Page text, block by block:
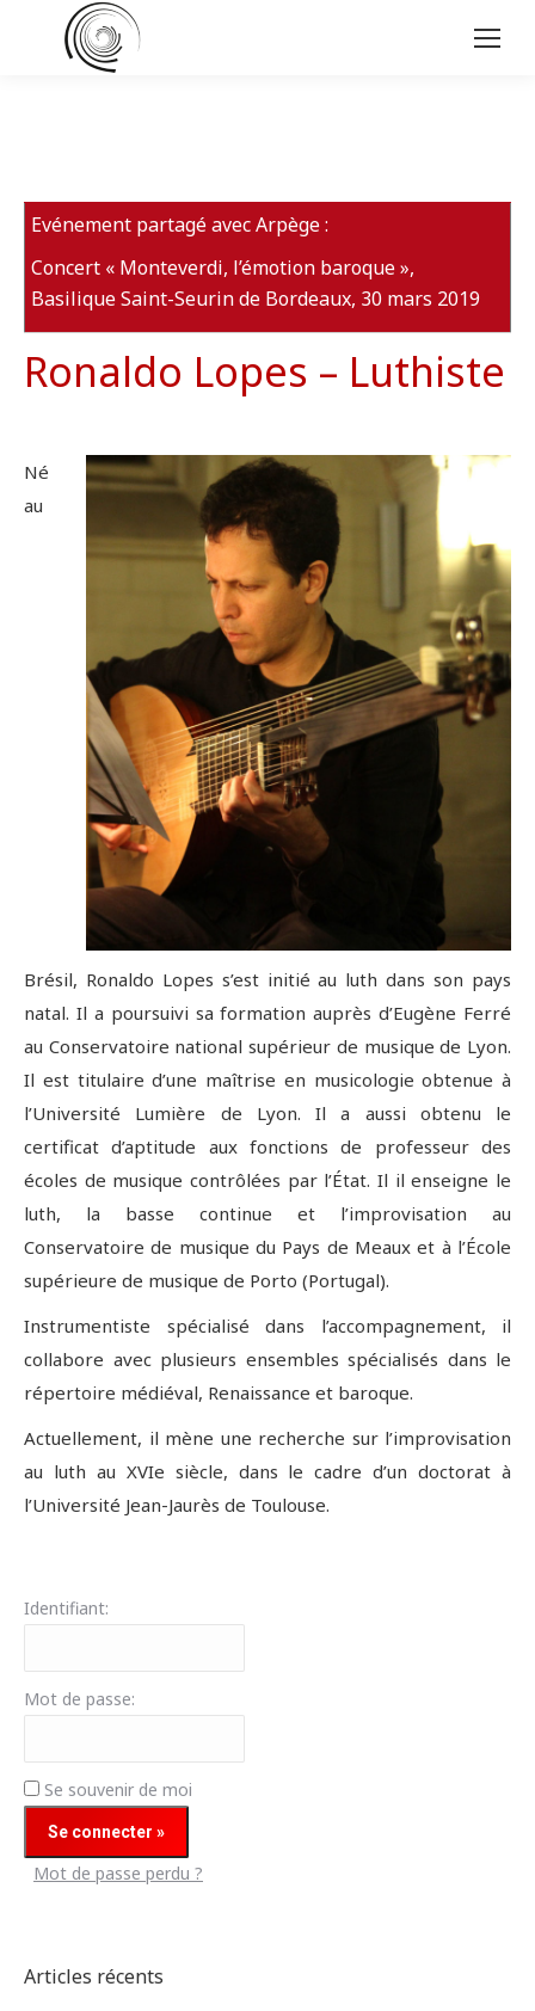
Evénement partagé avec Arpège :
Concert « Monteverdi, l’émotion baroque »,
Basilique Saint-Seurin de Bordeaux, 30 mars 2019
Ronaldo Lopes – Luthiste
Né
au
Brésil, Ronaldo Lopes s’est initié au luth dans son pays
natal. Il a poursuivi sa formation auprès d’Eugène Ferré
au Conservatoire national supérieur de musique de Lyon.
Il est titulaire d’une maîtrise en musicologie obtenue à
l’Université Lumière de Lyon. Il a aussi obtenu le
certificat d’aptitude aux fonctions de professeur des
écoles de musique contrôlées par l’État. Il il enseigne le
luth, la basse continue et l’improvisation au
Conservatoire de musique du Pays de Meaux et à l’École
supérieure de musique de Porto (Portugal).
Instrumentiste spécialisé dans l’accompagnement, il
collabore avec plusieurs ensembles spécialisés dans le
répertoire médiéval, Renaissance et baroque.
Actuellement, il mène une recherche sur l’improvisation
au luth au XVIe siècle, dans le cadre d’un doctorat à
l’Université Jean-Jaurès de Toulouse.
Identifiant:
Mot de passe:
Se souvenir de moi
Mot de passe perdu ?
Articles récents